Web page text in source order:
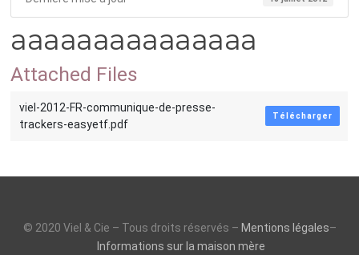
aaaaaaaaaaaaaaa
Attached Files
viel-2012-FR-communique-de-presse-
trackers-easyetf.pdf
Télécharger
© 2020 Viel & Cie – Tous droits réservés – Mentions légales–
Informations sur la maison mère